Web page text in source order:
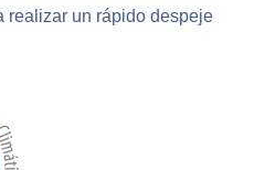
realizar un rápido despeje